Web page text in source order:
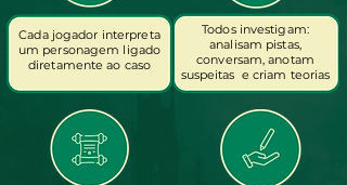
Cada jogador interpreta
um personagem ligado
diretamente ao caso
Todos investigam:
analisam pistas,
conversam, anotam
suspeitas e criam teorias